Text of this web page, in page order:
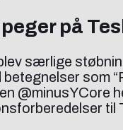
på
særlige
som
@minusYCore
til